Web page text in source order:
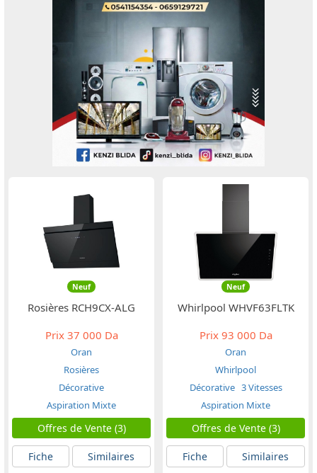
Neuf
Rosières RCH9CX-ALG
Prix37 000 Da
Oran
Rosières
Décorative
Aspiration Mixte
Offres de Vente (3)
Fiche
Similaires
Neuf
Whirlpool WHVF63FLTK
Prix93 000 Da
Oran
Whirlpool
Décorative 3 Vitesses
Aspiration Mixte
Offres de Vente (3)
Fiche
Similaires